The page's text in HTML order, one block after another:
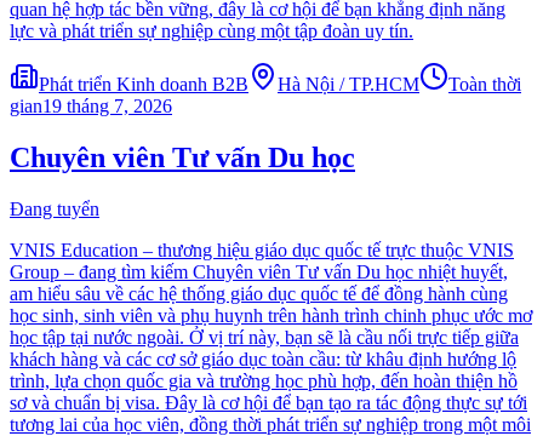
quan hệ hợp tác bền vững, đây là cơ hội để bạn khẳng định năng
lực và phát triển sự nghiệp cùng một tập đoàn uy tín.
Phát triển Kinh doanh B2B Hà Nội / TP.HCM
Toàn thời
gian19 tháng 7, 2026
Chuyên viên Tư vấn Du học
Đang tuyển
VNIS Education – thương hiệu giáo dục quốc tế trực thuộc VNIS
Group – đang tìm kiếm Chuyên viên Tư vấn Du học nhiệt huyết,
am hiểu sâu về các hệ thống giáo dục quốc tế để đồng hành cùng
học sinh, sinh viên và phụ huynh trên hành trình chinh phục ước mơ
học tập tại nước ngoài. Ở vị trí này, bạn sẽ là cầu nối trực tiếp giữa
khách hàng và các cơ sở giáo dục toàn cầu: từ khâu định hướng lộ
trình, lựa chọn quốc gia và trường học phù hợp, đến hoàn thiện hồ
sơ và chuẩn bị visa. Đây là cơ hội để bạn tạo ra tác động thực sự tới
tương lai của học viên, đồng thời phát triển sự nghiệp trong một môi